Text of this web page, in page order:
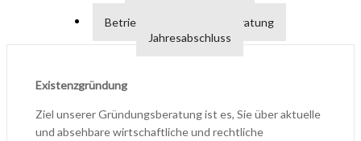
Betriebswirtschaftliche Beratung
Jahresabschluss
Existenzgründung
Ziel unserer Gründungsberatung ist es, Sie über aktuelle
und absehbare wirtschaftliche und rechtliche